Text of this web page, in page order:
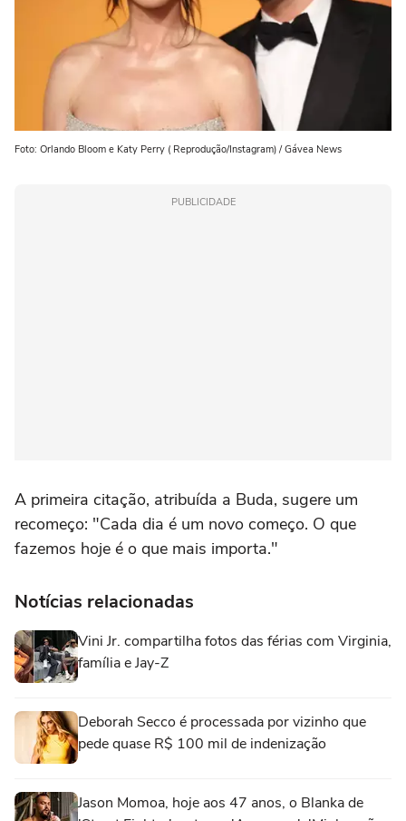
Foto: Orlando Bloom e Katy Perry ( Reprodução/Instagram) / Gávea News
PUBLICIDADE
A primeira citação, atribuída a Buda, sugere um
recomeço: "Cada dia é um novo começo. O que
fazemos hoje é o que mais importa."
Notícias relacionadas
Vini Jr. compartilha fotos das férias com Virginia,
família e Jay-Z
Deborah Secco é processada por vizinho que
pede quase R$ 100 mil de indenização
Jason Momoa, hoje aos 47 anos, o Blanka de